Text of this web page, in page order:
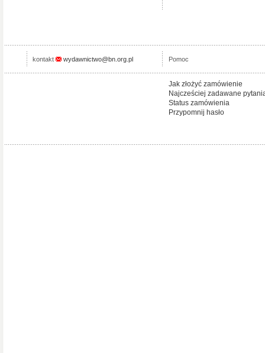
kontakt wydawnictwo@bn.org.pl Pomoc
Jak złożyć zamówienie
Najcześciej zadawane
Status zamówienia
Przypomnij hasło